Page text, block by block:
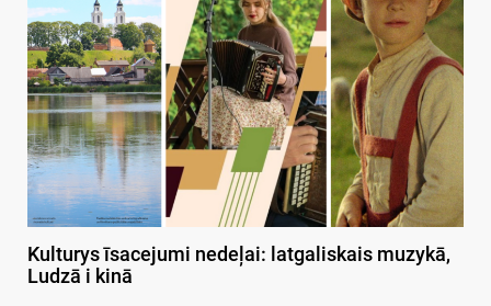
Kulturys īsacejumi nedeļai: latgaliskais muzykā,
Ludzā i kinā